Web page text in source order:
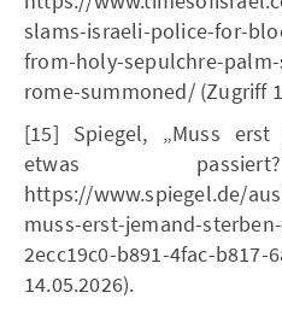
slams-israeli-police-for-
from-holy-sepulchre-
rome-summoned/ (Zugriff
[15] Spiegel, „Muss
etwas
https://www.spiegel.de/
muss-erst-jemand-
2ecc19c0-b891-4fac-
14.05.2026).